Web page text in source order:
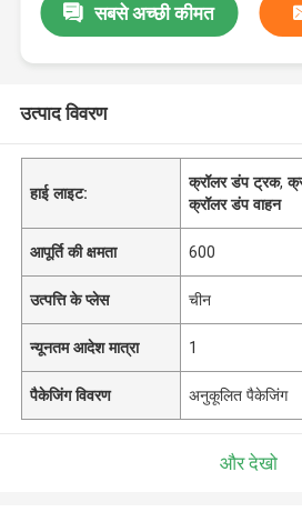
सबसे अच्छी कीमत
उत्पाद विवरण
हाई लाइट:
क्रॉलर डंप ट्रक,
क्रॉलर डंप वाहन
आपूर्ति की क्षमता 600
उत्पत्ति के प्लेस चीन
न्यूनतम आदेश मात्रा 1
पैकेजिंग विवरण अनुकूलित पैकेजिंग
और देखो